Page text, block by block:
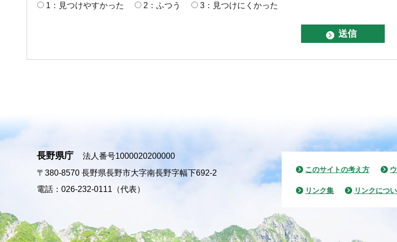
1：見つけやすかった
2：ふつう 3：見つけにくかった
長野県庁
法人番号1000020200000
〒380-8570 長野県長野市大字南長野字幅下692-2
電話：026-232-0111（代表）
このサイトの考え方
リンク集 リンクにつ